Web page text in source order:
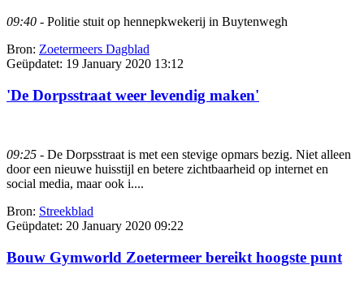
09:40 - Politie stuit op hennepkwekerij in Buytenwegh
Bron: Zoetermeers Dagblad
Geüpdatet: 19 January 2020 13:12
'De Dorpsstraat weer levendig maken'
09:25 - De Dorpsstraat is met een stevige opmars bezig. Niet alleen
door een nieuwe huisstijl en betere zichtbaarheid op internet en
social media, maar ook i....
Bron: Streekblad
Geüpdatet: 20 January 2020 09:22
Bouw Gymworld Zoetermeer bereikt hoogste punt